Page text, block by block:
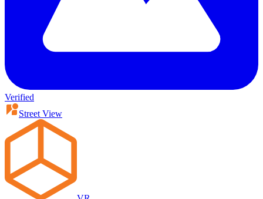
Verified
Street View